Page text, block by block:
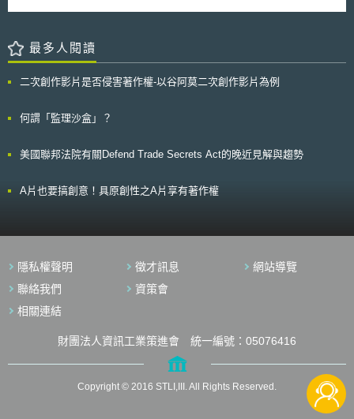
口設置於東京都及愛知縣，欲進行實驗之企業可至前述窗口諮詢，東京都及
彙整後回覆予企業，如此一來，企業可減輕實驗前繁瑣程序所帶來之負擔，
進而降低啟動實驗之門檻。 東京都小池百合子知事於會後向記者們表
盒特區」體制之推動，於必要時可暫時停止相關現行法規之限制。愛知縣大
車產業聚集地之地位」。 針對上述特區的設置，未來實際落實情況以
最多人閱讀
二次創作影片是否侵害著作權-以谷阿莫二次創作影片為例
何謂「監理沙盒」？
美國聯邦法院有關Defend Trade Secrets Act的晚近見解與趨勢
A片也要搞創意！具原創性之A片享有著作權
隱私權聲明 徵才訊息
網站導覽
聯絡我們
資策會
相關連結
財團法人資訊工業策進會 統一編號：05076416
Copyright © 2016 STLI,III. All Rights Reserved.